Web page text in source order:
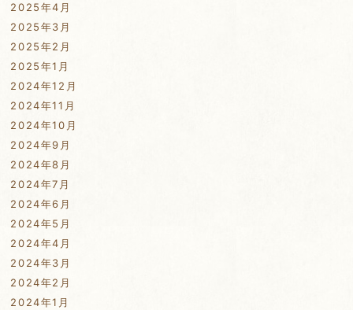
2025年4月
2025年3月
2025年2月
2025年1月
2024年12月
2024年11月
2024年10月
2024年9月
2024年8月
2024年7月
2024年6月
2024年5月
2024年4月
2024年3月
2024年2月
2024年1月